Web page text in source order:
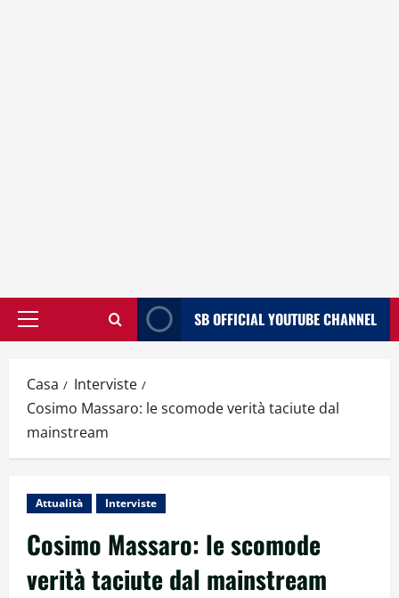
Menù
SB OFFICIAL YOUTUBE CHANNEL
Casa
Interviste
Cosimo Massaro: le scomode verità taciute dal
mainstream
Attualità Interviste
Cosimo Massaro: le scomode
verità taciute dal mainstream